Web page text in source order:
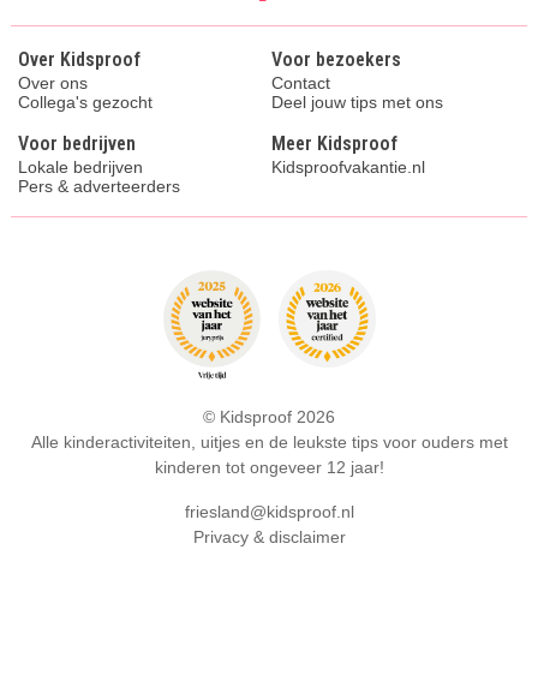
Over Kidsproof
Over ons
Collega's gezocht
Voor bezoekers
Contact
Deel jouw tips met ons
Voor bedrijven
Lokale bedrijven
Pers & adverteerders
Meer Kidsproof
Kidsproofvakantie.nl
© Kidsproof 2026
Alle kinderactiviteiten, uitjes en de leukste tips voor ouders met
kinderen tot ongeveer 12 jaar!
friesland@kidsproof.nl
Privacy & disclaimer